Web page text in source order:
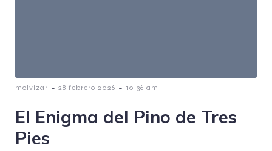
molvizar - 28 febrero 2026 - 10:36 am
El Enigma del Pino de Tres
Pies